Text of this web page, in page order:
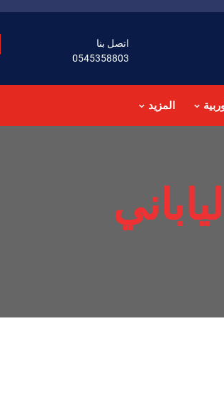
اتصل بنا
0545358803
المزيد